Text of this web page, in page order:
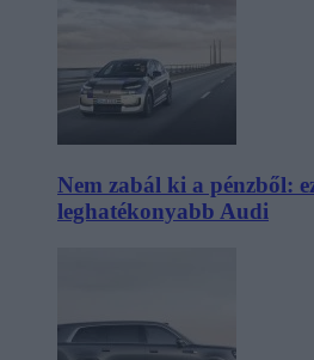
Nem zabál ki a pénzből:
leghatékonyabb Audi